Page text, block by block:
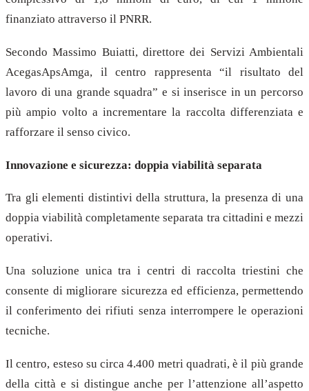
finanziato attraverso il PNRR.
Secondo Massimo Buiatti, direttore dei Servizi Ambientali
AcegasApsAmga, il centro rappresenta “il risultato del
lavoro di una grande squadra” e si inserisce in un percorso
più ampio volto a incrementare la raccolta differenziata e
rafforzare il senso civico.
Innovazione e sicurezza: doppia viabilità separata
Tra gli elementi distintivi della struttura, la presenza di una
doppia viabilità completamente separata tra cittadini e mezzi
operativi.
Una soluzione unica tra i centri di raccolta triestini che
consente di migliorare sicurezza ed efficienza, permettendo
il conferimento dei rifiuti senza interrompere le operazioni
tecniche.
Il centro, esteso su circa 4.400 metri quadrati, è il più grande
della città e si distingue anche per l’attenzione all’aspetto